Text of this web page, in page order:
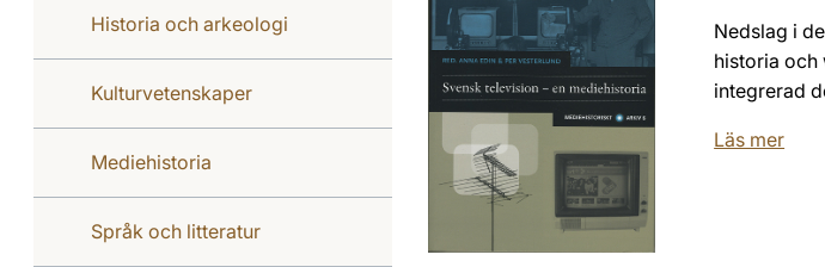
Historia och arkeologi
Kulturvetenskaper
Mediehistoria
Språk och litteratur
Nedslag i
historia och
integrerad
Läs mer